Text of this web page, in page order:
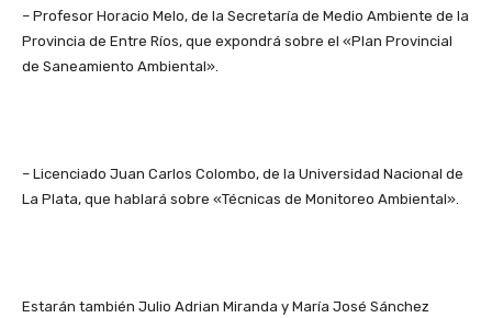
– Profesor Horacio Melo, de la Secretaría de Medio Ambiente de la
Provincia de Entre Ríos, que expondrá sobre el «Plan Provincial
de Saneamiento Ambiental».
– Licenciado Juan Carlos Colombo, de la Universidad Nacional de
La Plata, que hablará sobre «Técnicas de Monitoreo Ambiental».
Estarán también Julio Adrian Miranda y María José Sánchez